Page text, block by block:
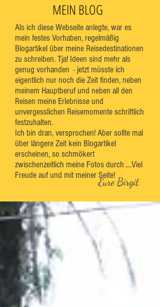
MEIN BLOG
Als ich diese Webseite anlegte, war es
mein festes Vorhaben, regelmäßig
Blogartikel über meine Reisedestinationen
zu schreiben. Tja! Ideen sind mehr als
genug vorhanden - jetzt müsste ich
eigentlich nur noch die Zeit finden, neben
meinem Hauptberuf und neben all den
Reisen meine Erlebnisse und
unvergesslichen Reisemomente schriftlich
festzuhalten.
Ich bin dran, versprochen! Aber sollte mal
über längere Zeit kein Blogartikel
erscheinen, so schmökert
zwischenzeitlich meine Fotos durch ....Viel
Freude auf und mit meiner Seite!
Eure Birgit